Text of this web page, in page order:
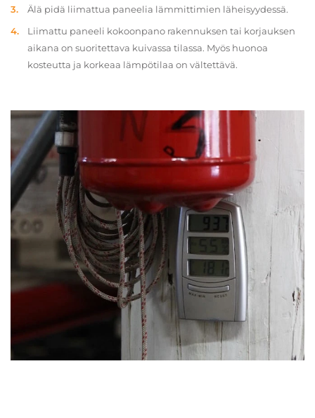
Älä pidä liimattua paneelia lämmittimien läheisyydessä.
Liimattu paneeli kokoonpano rakennuksen tai korjauksen
aikana on suoritettava kuivassa tilassa. Myös huonoa
kosteutta ja korkeaa lämpötilaa on vältettävä.